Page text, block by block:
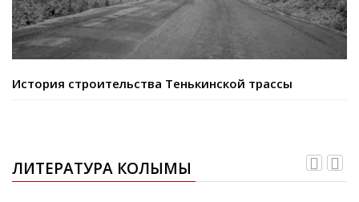
История строительства Тенькинской трассы
ЛИТЕРАТУРА КОЛЫМЫ